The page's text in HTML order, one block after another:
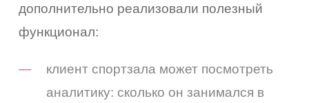
дополнительно реализовали полезный
функционал:
клиент спортзала может посмотреть
аналитику: сколько он занимался в